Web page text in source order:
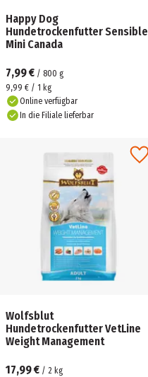
Happy Dog
Hundetrockenfutter Sensible
Mini Canada
7,99 € / 800 g
9,99 € / 1 kg
Online verfügbar
In die Filiale lieferbar
Wolfsblut
Hundetrockenfutter VetLine
Weight Management
17,99 € / 2 kg